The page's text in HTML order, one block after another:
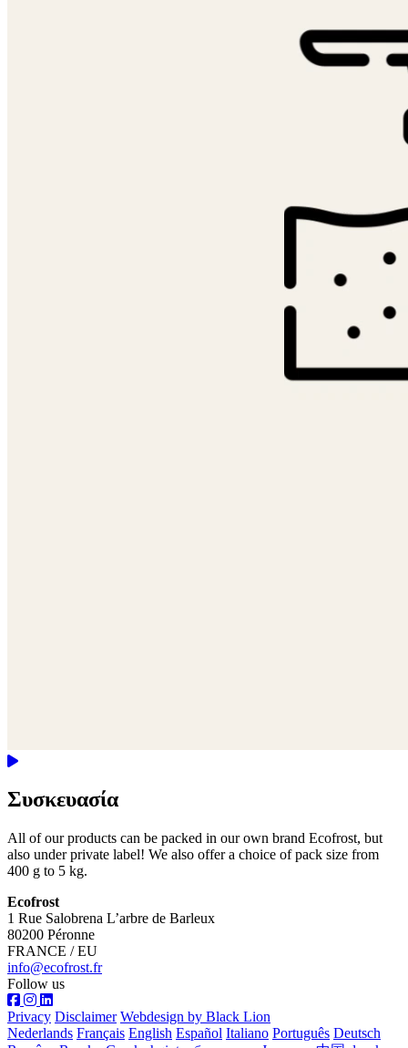
Συσκευασία
All of our products can be packed in our own brand Ecofrost, but
also under private label! We also offer a choice of pack size from
400 g to 5 kg.
Ecofrost
1 Rue Salobrena L’arbre de Barleux
80200 Péronne
FRANCE / EU
info@ecofrost.fr
Follow us
Privacy Disclaimer Webdesign by Black Lion
Nederlands Français English Español Italiano Português Deutsch